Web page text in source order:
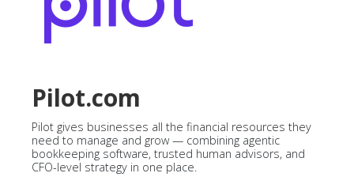
Pilot.com
Pilot gives businesses all the financial resources they
need to manage and grow — combining agentic
bookkeeping software, trusted human advisors, and
CFO-level strategy in one place.